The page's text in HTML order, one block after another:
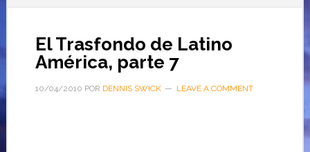
El Trasfondo de Latino
América, parte 7
10/04/2010 POR DENNIS SWICK LEAVE A COMMENT